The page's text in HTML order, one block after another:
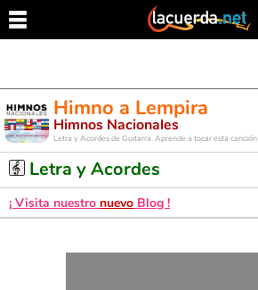
Himno a Lempira
Himnos Nacionales
Letra y Acordes de Guitarra. Aprende a tocar esta canción
Letra y Acordes
¡ Visita nuestro nuevo Blog !